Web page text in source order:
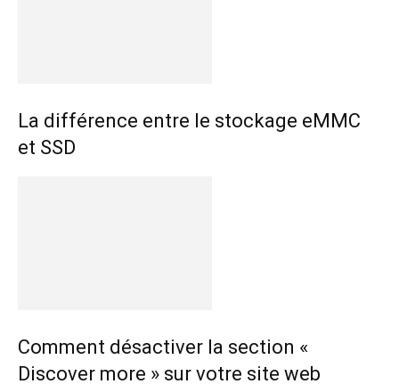
La différence entre le stockage eMMC
et SSD
Comment désactiver la section «
Discover more » sur votre site web